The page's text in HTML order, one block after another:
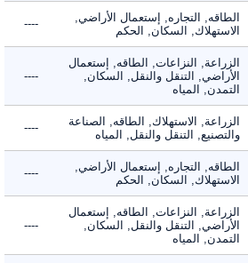
الطاقه, التجاره, إستعمال الأراضي,
الاستهلاك, السكان, الحكم
----
الزراعة, النزاعات, الطاقه, إستعمال
الأراضي, التنقل والنقل, السكان,
التمدن, المياه
----
الزراعة, الاستهلاك, الطاقه, الصناعة
والتصنيع, التنقل والنقل, المياه
----
الطاقه, التجاره, إستعمال الأراضي,
الاستهلاك, السكان, الحكم
----
الزراعة, النزاعات, الطاقه, إستعمال
الأراضي, التنقل والنقل, السكان,
التمدن, المياه
----